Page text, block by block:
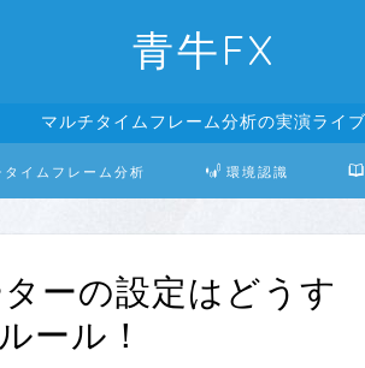
青牛FX
マルチタイムフレーム分析の実演ライブ
タイムフレーム分析 環境認識
ーの設定はどうす
ール！